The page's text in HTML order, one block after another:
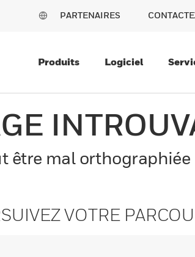
PARTENAIRES
Produits Logiciel
être mal orthographiée
VOTRE